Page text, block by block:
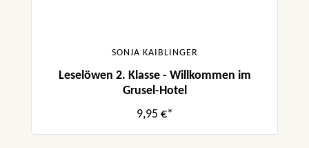
SONJA KAIBLINGER
Leselöwen 2. Klasse - Willkommen im
Grusel-Hotel
9,95 €*